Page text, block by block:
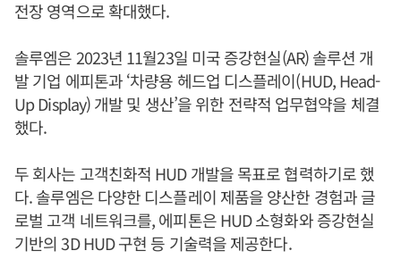
전장 영역으로 확대했다.
솔루엠은 2023년 11월23일 미국 증강현실(AR) 솔루션 개
발 기업 에피톤과 ‘차량용 헤드업 디스플레이(HUD, Head-
Up Display) 개발 및 생산’을 위한 전략적 업무협약을 체결
했다.
두 회사는 고객친화적 HUD 개발을 목표로 협력하기로 했
다. 솔루엠은 다양한 디스플레이 제품을 양산한 경험과 글
로벌 고객 네트워크를, 에피톤은 HUD 소형화와 증강현실
기반의 3D HUD 구현 등 기술력을 제공한다.